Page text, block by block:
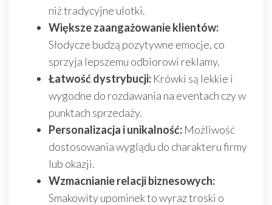
niż tradycyjne ulotki.
Większe zaangażowanie klientów:
Słodycze budzą pozytywne emocje, co
sprzyja lepszemu odbiorowi reklamy.
Łatwość dystrybucji: Krówki są lekkie i
wygodne do rozdawania na eventach czy w
punktach sprzedaży.
Personalizacja i unikalność: Możliwość
dostosowania wyglądu do charakteru firmy
lub okazji.
Wzmacnianie relacji biznesowych:
Smakowity upominek to wyraz troski o